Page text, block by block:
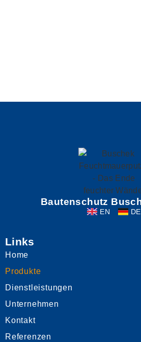
Bautenschutz
EN DE
Links
Home
Produkte
Dienstleistungen
Unternehmen
Kontakt
Referenzen